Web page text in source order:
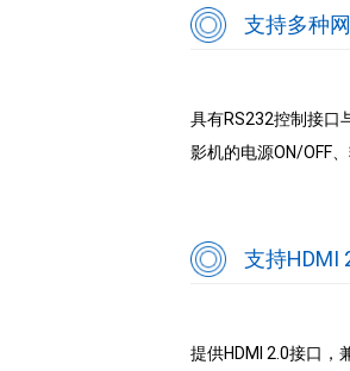
支持多种
具有RS232控制接口
影机的电源ON/OFF
支持HDMI
提供HDMI 2.0接口，